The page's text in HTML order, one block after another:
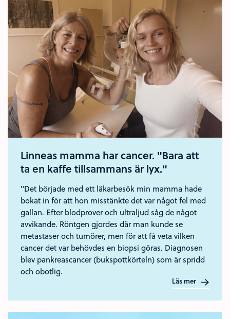
Linneas mamma har cancer. "Bara att
ta en kaffe tillsammans är lyx."
"Det började med ett läkarbesök min mamma hade
bokat in för att hon misstänkte det var något fel med
gallan. Efter blodprover och ultraljud såg de något
avvikande. Röntgen gjordes där man kunde se
metastaser och tumörer, men för att få veta vilken
cancer det var behövdes en biopsi göras. Diagnosen
blev pankreascancer (bukspottkörteln) som är spridd
och obotlig.
Läs mer